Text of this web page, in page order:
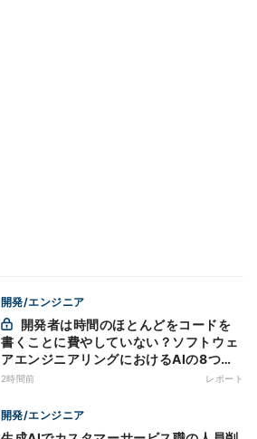
開発/エンジニア
書くことに費やしていない？ソフトウェ
アエンジニアリングにおけるAIの8つの
神話への賛否
2時間前 レポート
開発/エンジニア